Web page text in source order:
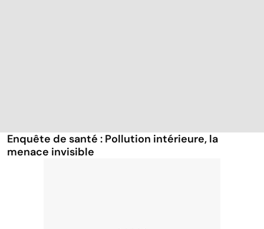
Enquête de santé : Pollution intérieure, la
menace invisible